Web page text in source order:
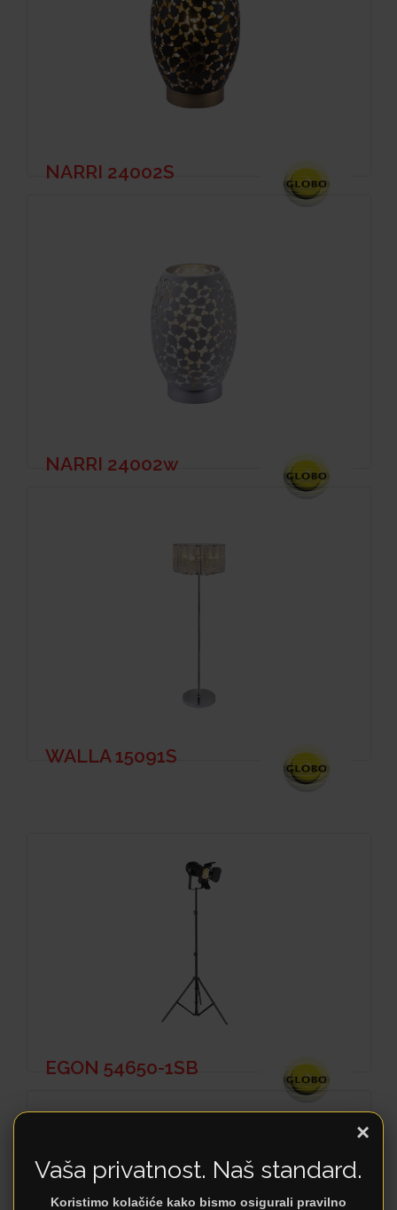
NARRI 24002S
NARRI 24002w
WALLA 15091S
EGON 54650-1SB
×
Vaša privatnost. Naš standard.
Koristimo kolačiće kako bismo osigurali pravilno